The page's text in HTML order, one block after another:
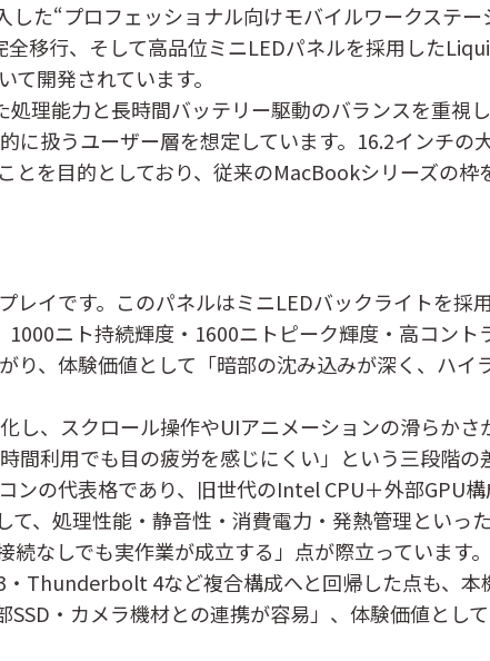
た“プロフェッショナル向けモバイルワークステ
移行、そして高品位ミニLEDパネルを採用した
開発されています。
理能力と長時間バッテリー駆動のバランスを重視
に扱うユーザー層を想定しています。16.2インチの
を目的としており、従来のMacBookシリーズの枠
イです。このパネルはミニLEDバックライトを採
ニト持続輝度・1600ニトピーク輝度・高コント
、体験価値として「暗部の沈み込みが深く、ハイ
、スクロール操作やUIアニメーションの滑らかさ
利用でも目の疲労を感じにくい」という三段階の
ンの代表格であり、旧世代のIntel CPU＋外部GPU
、処理性能・静音性・消費電力・発熱管理といっ
なしでも実作業が成立する」点が際立っています。
Thunderbolt 4など複合構成へと回帰した点も、本
・カメラ機材との連携が容易」、体験価値とし